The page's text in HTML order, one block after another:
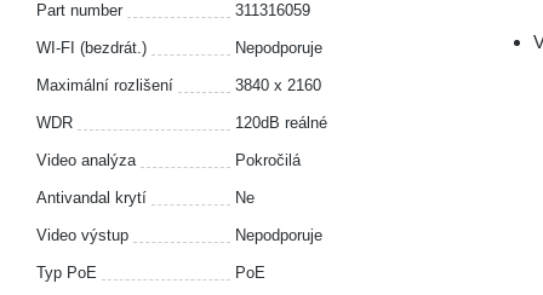
Part number 311316059
WI-FI (bezdrát.) Nepodporuje
Maximální rozlišení 3840 x 2160
WDR 120dB reálné
Video analýza Pokročilá
Antivandal krytí Ne
Video výstup Nepodporuje
Typ PoE PoE